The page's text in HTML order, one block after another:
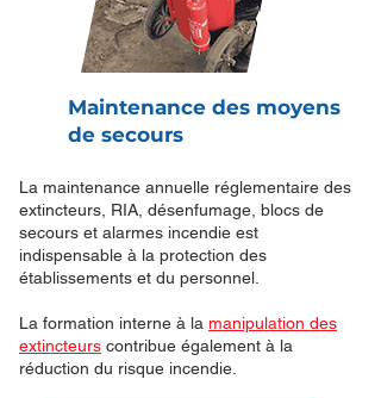
Maintenance des moyens
de secours
La maintenance annuelle réglementaire des
extincteurs, RIA, désenfumage, blocs de
secours et alarmes incendie est
indispensable à la protection des
établissements et du personnel.
La formation interne à la manipulation des
extincteurs contribue également à la
réduction du risque incendie.